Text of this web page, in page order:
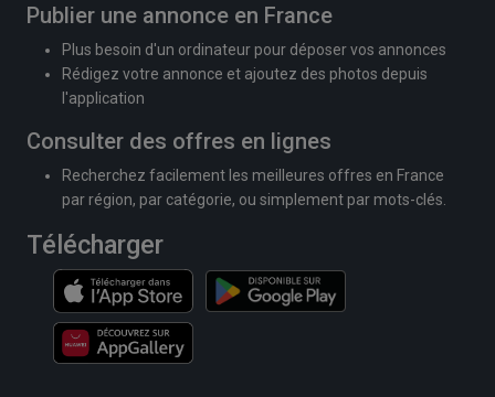
Publier une annonce en France
Plus besoin d'un ordinateur pour déposer vos annonces
Rédigez votre annonce et ajoutez des photos depuis
l'application
Consulter des offres en lignes
Recherchez facilement les meilleures offres en France
par région, par catégorie, ou simplement par mots-clés.
Télécharger